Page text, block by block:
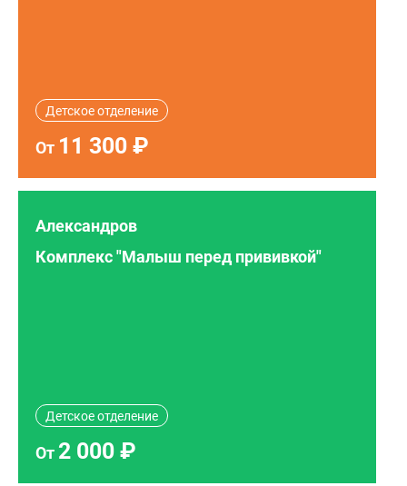
Детское отделение
От 11 300 ₽
Александров
Комплекс "Малыш перед прививкой"
Детское отделение
От 2 000 ₽